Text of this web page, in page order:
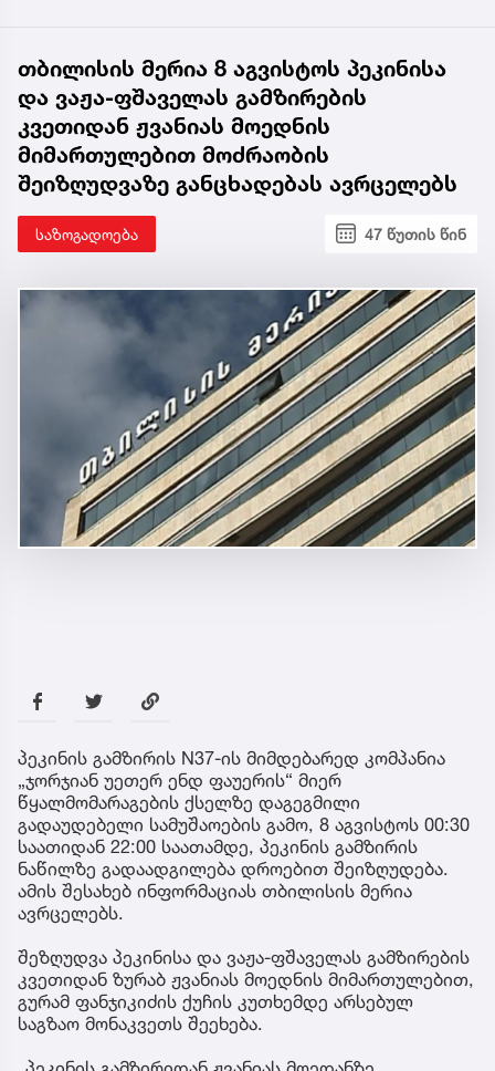
თბილისის მერია 8 აგვისტოს პეკინისა
და ვაჟა-ფშაველას გამზირების
კვეთიდან ჟვანიას მოედნის
მიმართულებით მოძრაობის
შეიზღუდვაზე განცხადებას ავრცელებს
საზოგადოება 47 წუთის წინ
პეკინის გამზირის N37-ის მიმდებარედ კომპანია
„ჯორჯიან უეთერ ენდ ფაუერის“ მიერ
წყალმომარაგების ქსელზე დაგეგმილი
გადაუდებელი სამუშაოების გამო, 8 აგვისტოს 00:30
საათიდან 22:00 საათამდე, პეკინის გამზირის
ნაწილზე გადაადგილება დროებით შეიზღუდება.
ამის შესახებ ინფორმაციას თბილისის მერია
ავრცელებს.
შეზღუდვა პეკინისა და ვაჟა-ფშაველას გამზირების
კვეთიდან ზურაბ ჟვანიას მოედნის მიმართულებით,
გურამ ფანჯიკიძის ქუჩის კუთხემდე არსებულ
საგზაო მონაკვეთს შეეხება.